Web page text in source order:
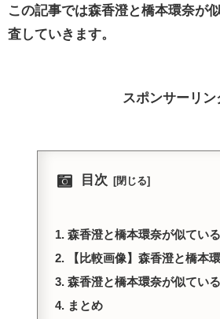
この記事では森香澄と橋本環奈が
査していきます。
スポンサーリン
目次
森香澄と橋本環奈が似てい
【比較画像】森香澄と橋本
森香澄と橋本環奈が似てい
まとめ